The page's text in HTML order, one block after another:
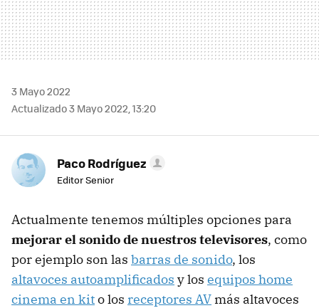
3 Mayo 2022
Actualizado 3 Mayo 2022, 13:20
Paco Rodríguez
Editor Senior
Actualmente tenemos múltiples opciones para
mejorar el sonido de nuestros televisores, como
por ejemplo son las barras de sonido, los
altavoces autoamplificados y los equipos home
cinema en kito los receptores AV más altavoces